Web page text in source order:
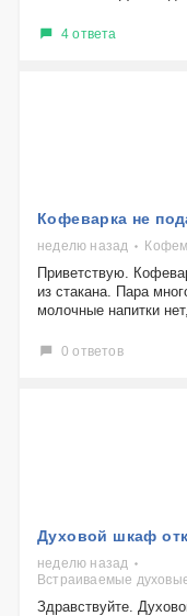
4 ответа
Кофеварка не
неделю назад
Приветствую.
из стакана. Пара
молочные напитки
0 ответов
Духовой шкаф
неделю назад
Встраиваемые
Здравствуйте.